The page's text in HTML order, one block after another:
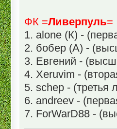
ФК =Ливерпуль=
1. alone (К) -
2. бобер (А) -
3. Евгений -
4. Xeruvim -
5. schep - (третья
6. andreev -
7. ForWarD88 -